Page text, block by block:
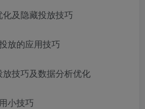
化及隐藏投放技巧
放的应用技巧
放技巧及数据分析优化
小技巧